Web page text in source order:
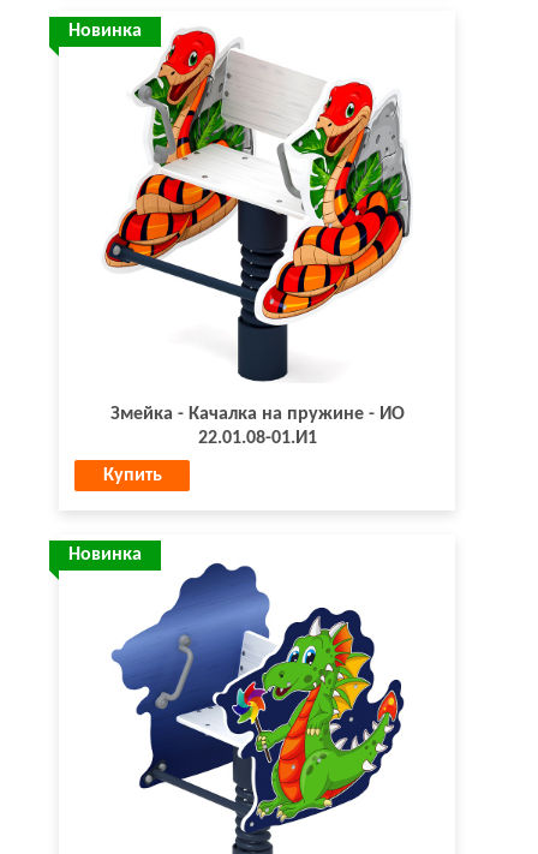
Новинка
Змейка - Качалка на пружине - ИО
22.01.08-01.И1
Купить
Новинка